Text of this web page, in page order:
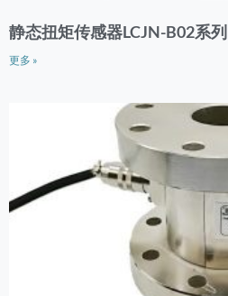
静态扭矩传感器LCJN-B02系列
更多 »